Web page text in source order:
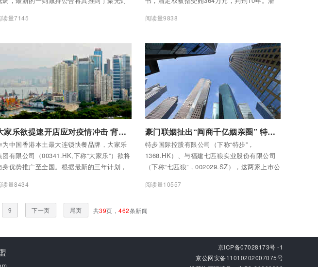
读量7145
关，涉及智飞生物、康华医药等多家公司。其
理为推广 HPV 疫苗，向潘定权行贿40万元。
阅读量9838
大家乐欲提速开店应对疫情冲击 背靠大湾区市场能否逆袭
为中国香港本土最大连锁快餐品牌，大家乐
团有限公司（00341.HK,下称“大家乐”）欲将
身优势推广至全国。根据最新的三年计划，
门店，而在2021年新增门店仅15间。
读量8434
豪门联姻扯出“闽商千亿姻亲圈” 特步、七匹狼联手业务能否突围？
特步国际控股有限公司（下称“特步”，
1368.HK）、与福建七匹狼实业股份有限公司
（下称“七匹狼”，002029.SZ），这两家上市公
两，一度登上热搜。
阅读量10557
9 下一页 尾页 共39页， 462条新闻
京ICP备07028173号 -1
京公网安备11010202007075号